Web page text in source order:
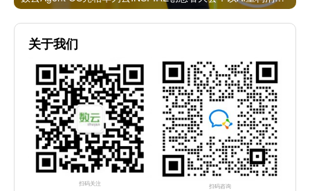
关于我们
扫码关注 扫码咨询